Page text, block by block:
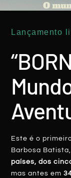
Uruguai –
Rui Batista
Lançamento
Este é o
Barbosa
países, dos
mas antes em